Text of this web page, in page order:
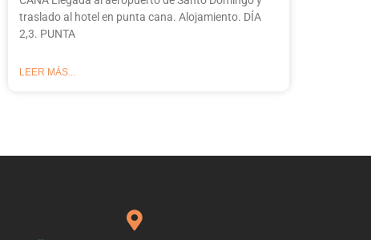
traslado al hotel en punta cana. Alojamiento. DÍA
2,3. PUNTA
LEER MÁS...